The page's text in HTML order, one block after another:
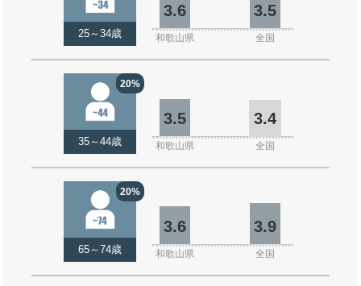
25～34歳
3.6 3.5
和歌山県 全国
20%
35～44歳
3.5 3.4
和歌山県 全国
20%
65～74歳
3.6 3.9
和歌山県 全国